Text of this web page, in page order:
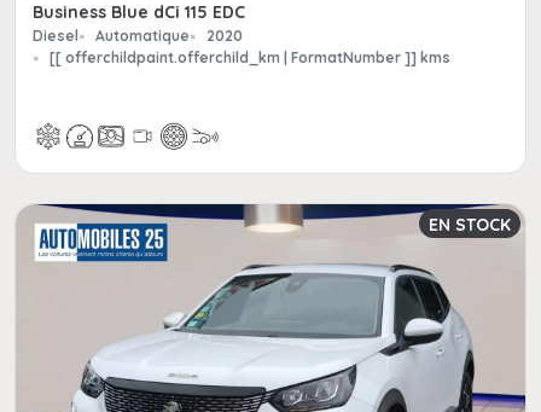
Business Blue dCi 115 EDC
Diesel Automatique
2020
[[ offerchildpaint.offerchild_km | FormatNumber ]] kms
EN STOCK